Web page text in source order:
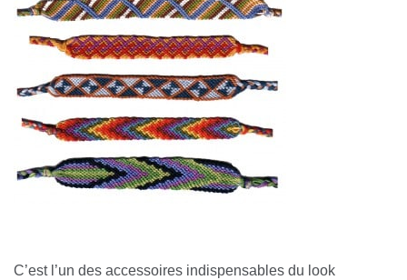
C’est l’un des accessoires indispensables du look